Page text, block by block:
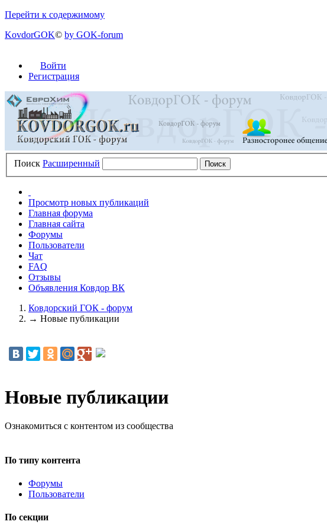
Перейти к содержимому
KovdorGOK© by GOK-forum
Войти
Регистрация
Поиск Расширенный
Просмотр новых публикаций
Главная форума
Главная сайта
Форумы
Пользователи
Чат
FAQ
Отзывы
Объявления Ковдор ВК
Ковдорский ГОК - форум
→ Новые публикации
Новые публикации
Ознакомиться с контентом из сообщества
По типу контента
Форумы
Пользователи
По секции